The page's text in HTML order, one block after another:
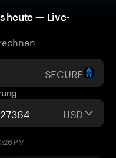
heute — Live-
SECURE
USD
PM